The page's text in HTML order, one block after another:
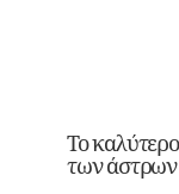
Το
των άστρων